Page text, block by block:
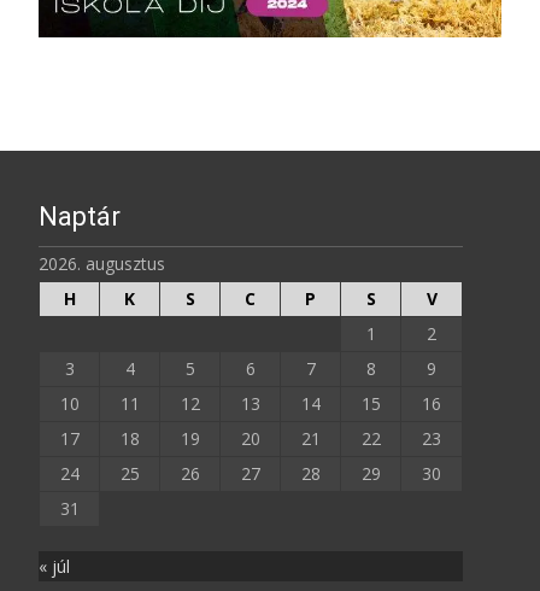
Naptár
2026. augusztus
H
K S C P S
V
1
2
3
4 5 6 7 8
9
10
11 12 13 14 15
16
17
18 19 20 21 22
23
24
25 26 27 28 29
30
31
« júl